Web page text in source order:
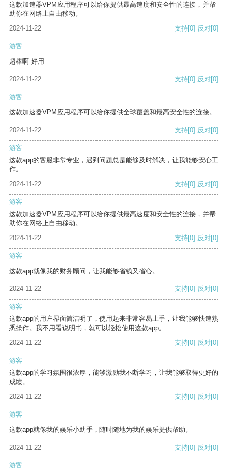
这款加速器VPM应用程序可以给你提供最高速度和安全性的连接，并帮
助你在网络上自由移动。
2024-11-22
支持[0] 反对[0]
游客
超棒啊 好用
2024-11-22 支持[0] 反对[0]
游客
这款加速器VPM应用程序可以给你提供全球覆盖和最高安全性的连接。
2024-11-22 支持[0] 反对[0]
游客
这款app的客服非常专业，遇到问题总是能够及时解决，让我能够安心工
作。
2024-11-22
支持[0] 反对[0]
游客
这款加速器VPM应用程序可以给你提供最高速度和安全性的连接，并帮
助你在网络上自由移动。
2024-11-22
支持[0] 反对[0]
游客
这款app就像我的财务顾问，让我能够省钱又省心。
2024-11-22 支持[0] 反对[0]
游客
这款app的用户界面简洁明了，使用起来非常容易上手，让我能够快速熟
悉操作。我不用看说明书，就可以轻松使用这款app。
2024-11-22
支持[0] 反对[0]
游客
这款app的学习氛围很浓厚，能够激励我不断学习，让我能够取得更好的
成绩。
2024-11-22
支持[0] 反对[0]
游客
这款app就像我的娱乐小助手，随时随地为我的娱乐提供帮助。
2024-11-22 支持[0] 反对[0]
游客